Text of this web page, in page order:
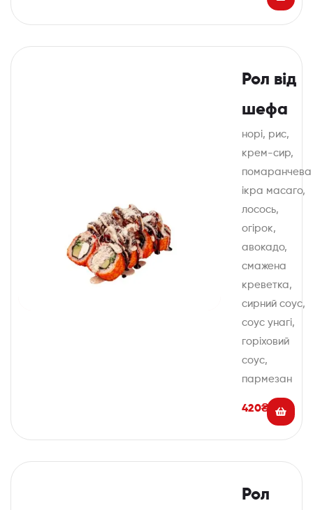
Рол від
шефа
норі, рис,
крем-сир,
помаранчева
ікра масаго,
лосось,
огірок,
авокадо,
смажена
креветка,
сирний соус,
соус унагі,
горіховий
соус,
пармезан
420₴
Рол